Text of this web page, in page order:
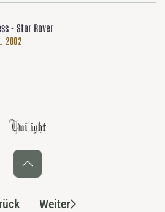
- Star Rover
2002
Weiter